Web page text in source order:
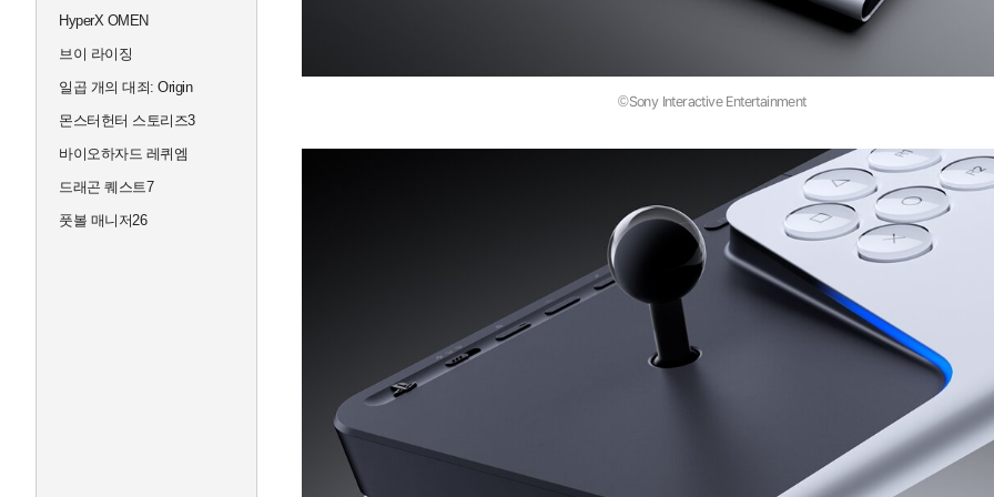
HyperX OMEN
브이 라이징
일곱 개의 대죄: Origin
몬스터헌터 스토리즈3
바이오하자드 레퀴엠
드래곤 퀘스트7
풋볼 매니저26
©Sony Interactive Entertainment